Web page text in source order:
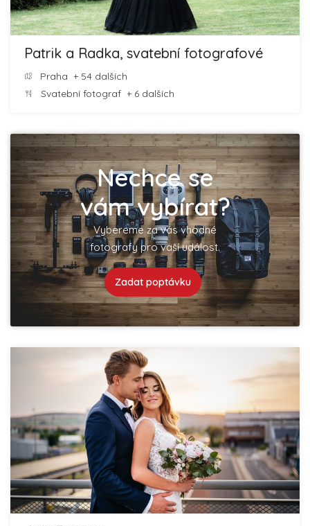
Patrik a Radka, svatební fotografové
Praha + 54 dalších
Svatební fotograf + 6 dalších
Nechce se
vám vybírat?
Vybereme za vás vhodné
fotografy pro vaší událost.
Zadat poptávku